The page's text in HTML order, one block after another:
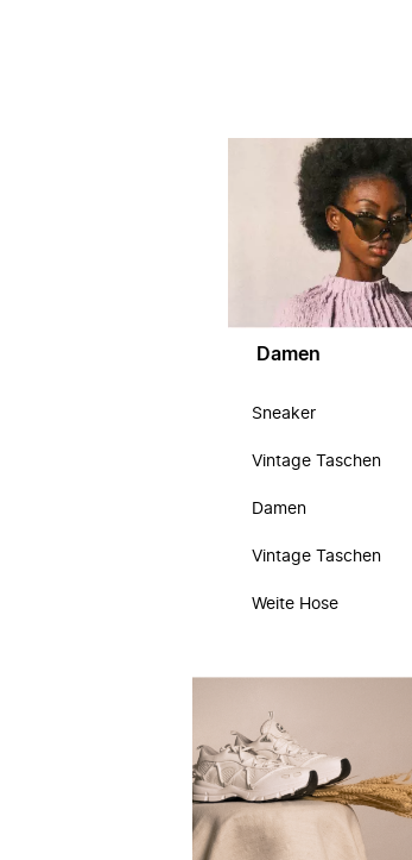
Damen
Sneaker
Vintage Taschen
Damen
Vintage Taschen
Weite Hose